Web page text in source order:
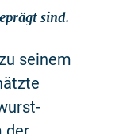
sind.
seinem